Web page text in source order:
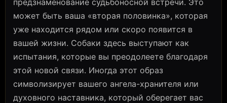
предзнаменование судьбоносной встречи. Это
может быть ваша «вторая половинка», которая
уже находится рядом или скоро появится в
вашей жизни. Собаки здесь выступают как
испытания, которые вы преодолеете благодаря
этой новой связи. Иногда этот образ
символизирует вашего ангела-хранителя или
духовного наставника, который оберегает вас